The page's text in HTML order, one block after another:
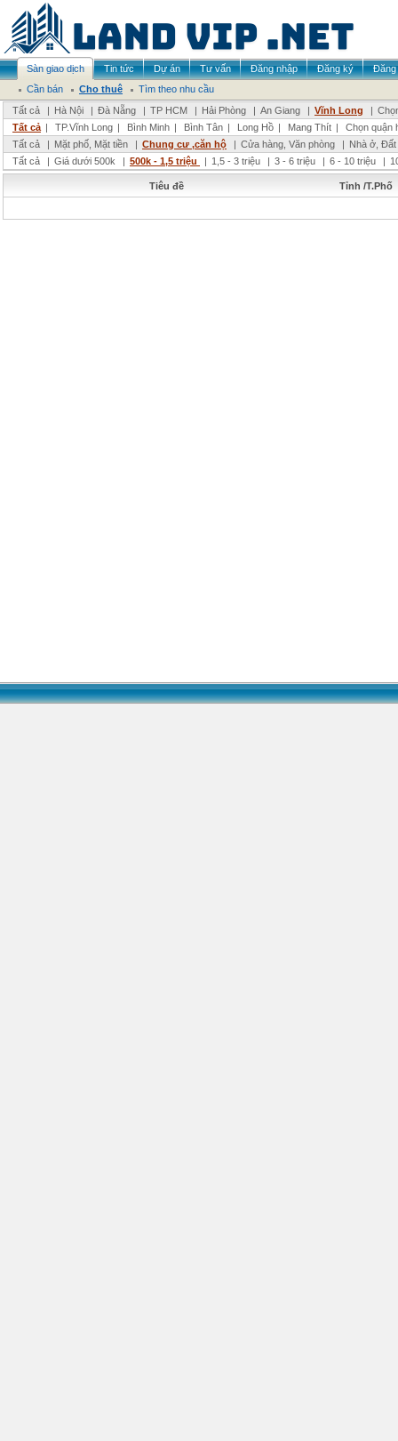
Sàn giao dịch Tin tức Dự án Tư vấn Đăng nhập Đăng ký
Đăng
Cần bán
Cho thuê
Tìm theo nhu cầu
Tất cả
| Hà Nội | Đà Nẵng | TP HCM | Hải Phòng | An Giang | Vĩnh Long |
Tất cả | TP.Vĩnh Long | Bình Minh | Bình Tân | Long Hồ | Mang Thít |
Chọn quận
Tất cả
| Mặt phố, Mặt tiền | Chung cư ,căn hộ | Cửa hàng, Văn phòng | Nhà ở,
Tất cả
| Giá dưới 500k | 500k - 1,5 triệu | 1,5 - 3 triệu | 3 - 6 triệu | 6 - 10 triệu |
Tiêu đề Tỉnh /T.Phố